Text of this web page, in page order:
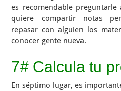
es recomendable
quiere compartir notas
repasar con alguien los
conocer gente nueva.
7# Calcula tu
En séptimo lugar, es